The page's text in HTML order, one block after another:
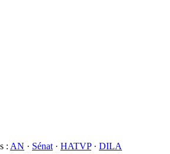
: AN · Sénat · HATVP· DILA